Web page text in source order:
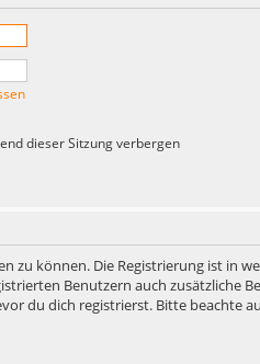
dieser Sitzung verbergen
zu können. Die Registrierung ist in
Benutzern auch zusätzliche
du dich registrierst. Bitte beachte